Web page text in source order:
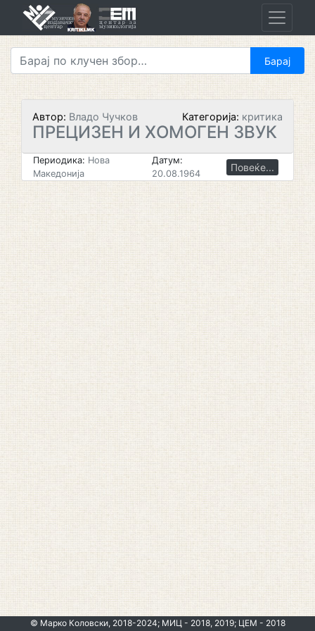
Автор: Владо Чучков Категорија: критика
ПРЕЦИЗЕН И ХОМОГЕН ЗВУК
Периодика: Нова
Македонија
Датум:
20.08.1964
Повеќе...
© Марко Коловски, 2018-2024; МИЦ - 2018, 2019; ЦЕМ - 2018